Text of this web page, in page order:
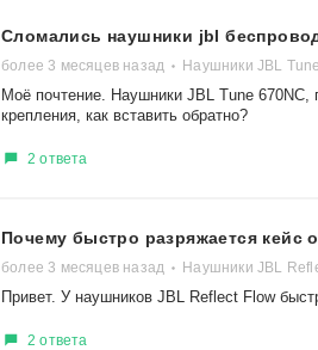
Сломались наушники jbl
более 3 месяцев назад Наушники JBL
Моё почтение. Наушники JBL Tune
крепления, как вставить обратно?
2 ответа
Почему быстро разряжается кейс
более 3 месяцев назад Наушники JBL
Привет. У наушников JBL Reflect Flow
2 ответа